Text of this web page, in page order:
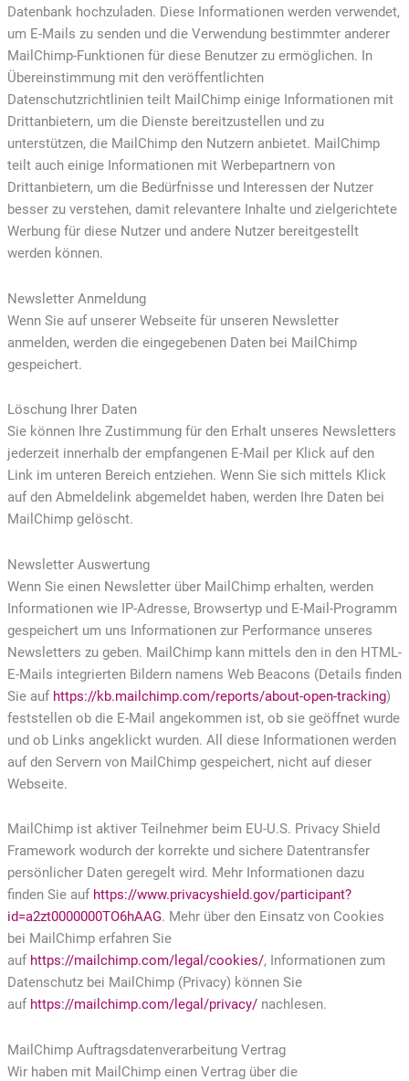
Datenbank hochzuladen. Diese Informationen werden verwendet,
um E-Mails zu senden und die Verwendung bestimmter anderer
MailChimp-Funktionen für diese Benutzer zu ermöglichen. In
Übereinstimmung mit den veröffentlichten
Datenschutzrichtlinien teilt MailChimp einige Informationen mit
Drittanbietern, um die Dienste bereitzustellen und zu
unterstützen, die MailChimp den Nutzern anbietet. MailChimp
teilt auch einige Informationen mit Werbepartnern von
Drittanbietern, um die Bedürfnisse und Interessen der Nutzer
besser zu verstehen, damit relevantere Inhalte und zielgerichtete
Werbung für diese Nutzer und andere Nutzer bereitgestellt
werden können.
Newsletter Anmeldung
Wenn Sie auf unserer Webseite für unseren Newsletter
anmelden, werden die eingegebenen Daten bei MailChimp
gespeichert.
Löschung Ihrer Daten
Sie können Ihre Zustimmung für den Erhalt unseres Newsletters
jederzeit innerhalb der empfangenen E-Mail per Klick auf den
Link im unteren Bereich entziehen. Wenn Sie sich mittels Klick
auf den Abmeldelink abgemeldet haben, werden Ihre Daten bei
MailChimp gelöscht.
Newsletter Auswertung
Wenn Sie einen Newsletter über MailChimp erhalten, werden
Informationen wie IP-Adresse, Browsertyp und E-Mail-Programm
gespeichert um uns Informationen zur Performance unseres
Newsletters zu geben. MailChimp kann mittels den in den HTML-
E-Mails integrierten Bildern namens Web Beacons (Details finden
Sie auf https://kb.mailchimp.com/reports/about-open-tracking)
feststellen ob die E-Mail angekommen ist, ob sie geöffnet wurde
und ob Links angeklickt wurden. All diese Informationen werden
auf den Servern von MailChimp gespeichert, nicht auf dieser
Webseite.
MailChimp ist aktiver Teilnehmer beim EU-U.S. Privacy Shield
Framework wodurch der korrekte und sichere Datentransfer
persönlicher Daten geregelt wird. Mehr Informationen dazu
finden Sie auf https://www.privacyshield.gov/participant?
id=a2zt0000000TO6hAAG. Mehr über den Einsatz von Cookies
bei MailChimp erfahren Sie
auf https://mailchimp.com/legal/cookies/, Informationen zum
Datenschutz bei MailChimp (Privacy) können Sie
auf https://mailchimp.com/legal/privacy/nachlesen.
MailChimp Auftragsdatenverarbeitung Vertrag
Wir haben mit MailChimp einen Vertrag über die